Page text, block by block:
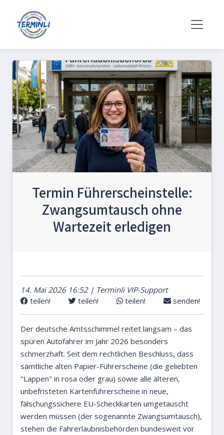
Termin Führerscheinstelle:
Zwangsumtausch ohne
Wartezeit erledigen
14. Mai 2026 16:52 | Terminli VIP-Support
teilen!
teilen! teilen! senden!
Der deutsche Amtsschimmel reitet langsam – das
spüren Autofahrer im Jahr 2026 besonders
schmerzhaft. Seit dem rechtlichen Beschluss, dass
sämtliche alten Papier-Führerscheine (die geliebten
"Lappen" in rosa oder grau) sowie alle älteren,
unbefristeten Kartenführerscheine in neue,
fälschungssichere EU-Scheckkarten umgetauscht
werden müssen (der sogenannte Zwangsumtausch),
stehen die Fahrerlaubnisbehörden bundesweit vor